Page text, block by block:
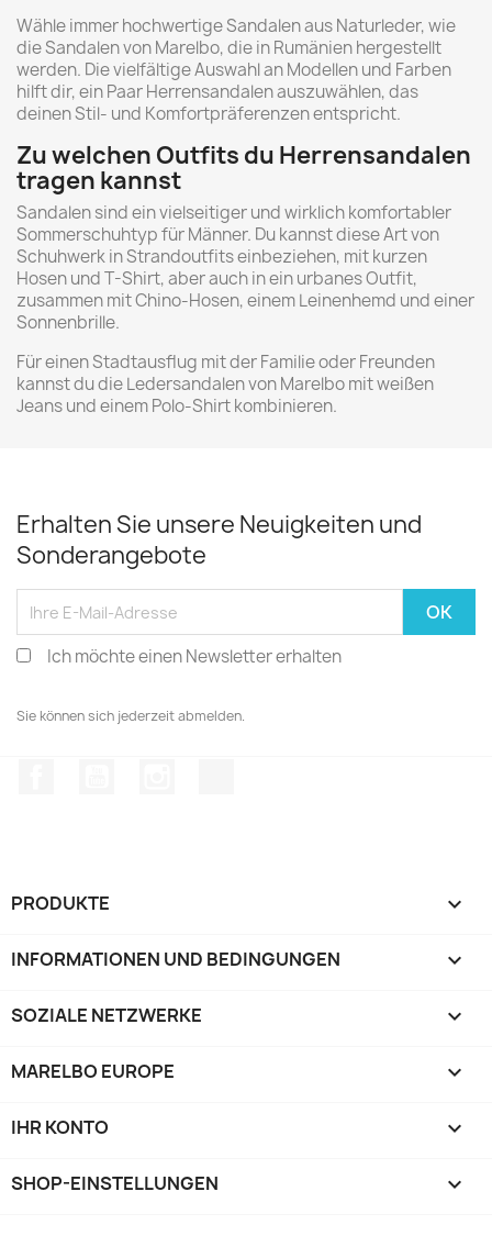
Wähle immer hochwertige Sandalen aus Naturleder, wie
die Sandalen von Marelbo, die in Rumänien hergestellt
werden. Die vielfältige Auswahl an Modellen und Farben
hilft dir, ein Paar Herrensandalen auszuwählen, das
deinen Stil- und Komfortpräferenzen entspricht.
Zu welchen Outfits du Herrensandalen
tragen kannst
Sandalen sind ein vielseitiger und wirklich komfortabler
Sommerschuhtyp für Männer. Du kannst diese Art von
Schuhwerk in Strandoutfits einbeziehen, mit kurzen
Hosen und T-Shirt, aber auch in ein urbanes Outfit,
zusammen mit Chino-Hosen, einem Leinenhemd und einer
Sonnenbrille.
Für einen Stadtausflug mit der Familie oder Freunden
kannst du die Ledersandalen von Marelbo mit weißen
Jeans und einem Polo-Shirt kombinieren.
Erhalten Sie unsere Neuigkeiten und
Sonderangebote
Ich möchte einen Newsletter erhalten
Sie können sich jederzeit abmelden.
PRODUKTE 
INFORMATIONEN UND BEDINGUNGEN 
SOZIALE NETZWERKE 
MARELBO EUROPE 
IHR KONTO 
SHOP-EINSTELLUNGEN keyboard_arrow_down